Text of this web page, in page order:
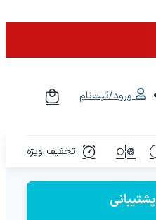
ورود/ثبت‌نام
تخفیف ویژه
پشتیبانی